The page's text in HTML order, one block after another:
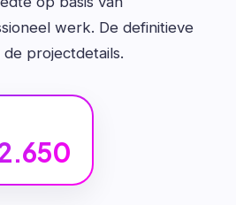
werk. De definitieve
projectdetails.